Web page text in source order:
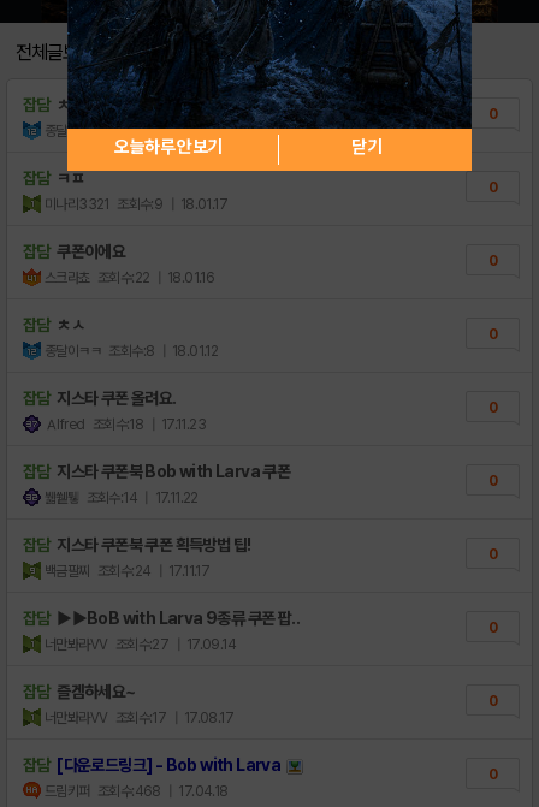
전체글보기
잡담 ㅊㅅ
종달이ㅋㅋ 조회수:14 | 18.01.18
0
잡담 ㅋㅍ
미나리3321 조회수:9 | 18.01.17
0
잡담 쿠폰이에요
스크라쵸 조회수:22 | 18.01.16
0
잡담 ㅊㅅ
종달이ㅋㅋ 조회수:8 | 18.01.12
0
잡담 지스타 쿠폰 올려요.
Ａlfred 조회수:18 | 17.11.23
0
잡담 지스타 쿠폰북 Bob with Larva 쿠폰
뷃쒵퉿 조회수:14 | 17.11.22
0
잡담 지스타 쿠폰북 쿠폰 획득방법 팁!
백금팔찌 조회수:24 | 17.11.17
0
잡담 ▶▶BoB with Larva 9종류 쿠폰 팝..
너만봐라VV 조회수:27 | 17.09.14
0
잡담 즐겜하세요~
너만봐라VV 조회수:17 | 17.08.17
0
잡담 [다운로드링크] - Bob with Larva
드림키퍼 조회수:468 | 17.04.18
0
오늘하루 안보기 닫기